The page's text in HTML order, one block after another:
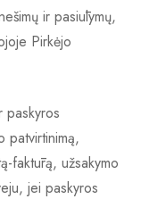
ir pasiūlymų,
Pirkėjo
paskyros
patvirtinimą,
faktūrą, užsakymo
jei paskyros